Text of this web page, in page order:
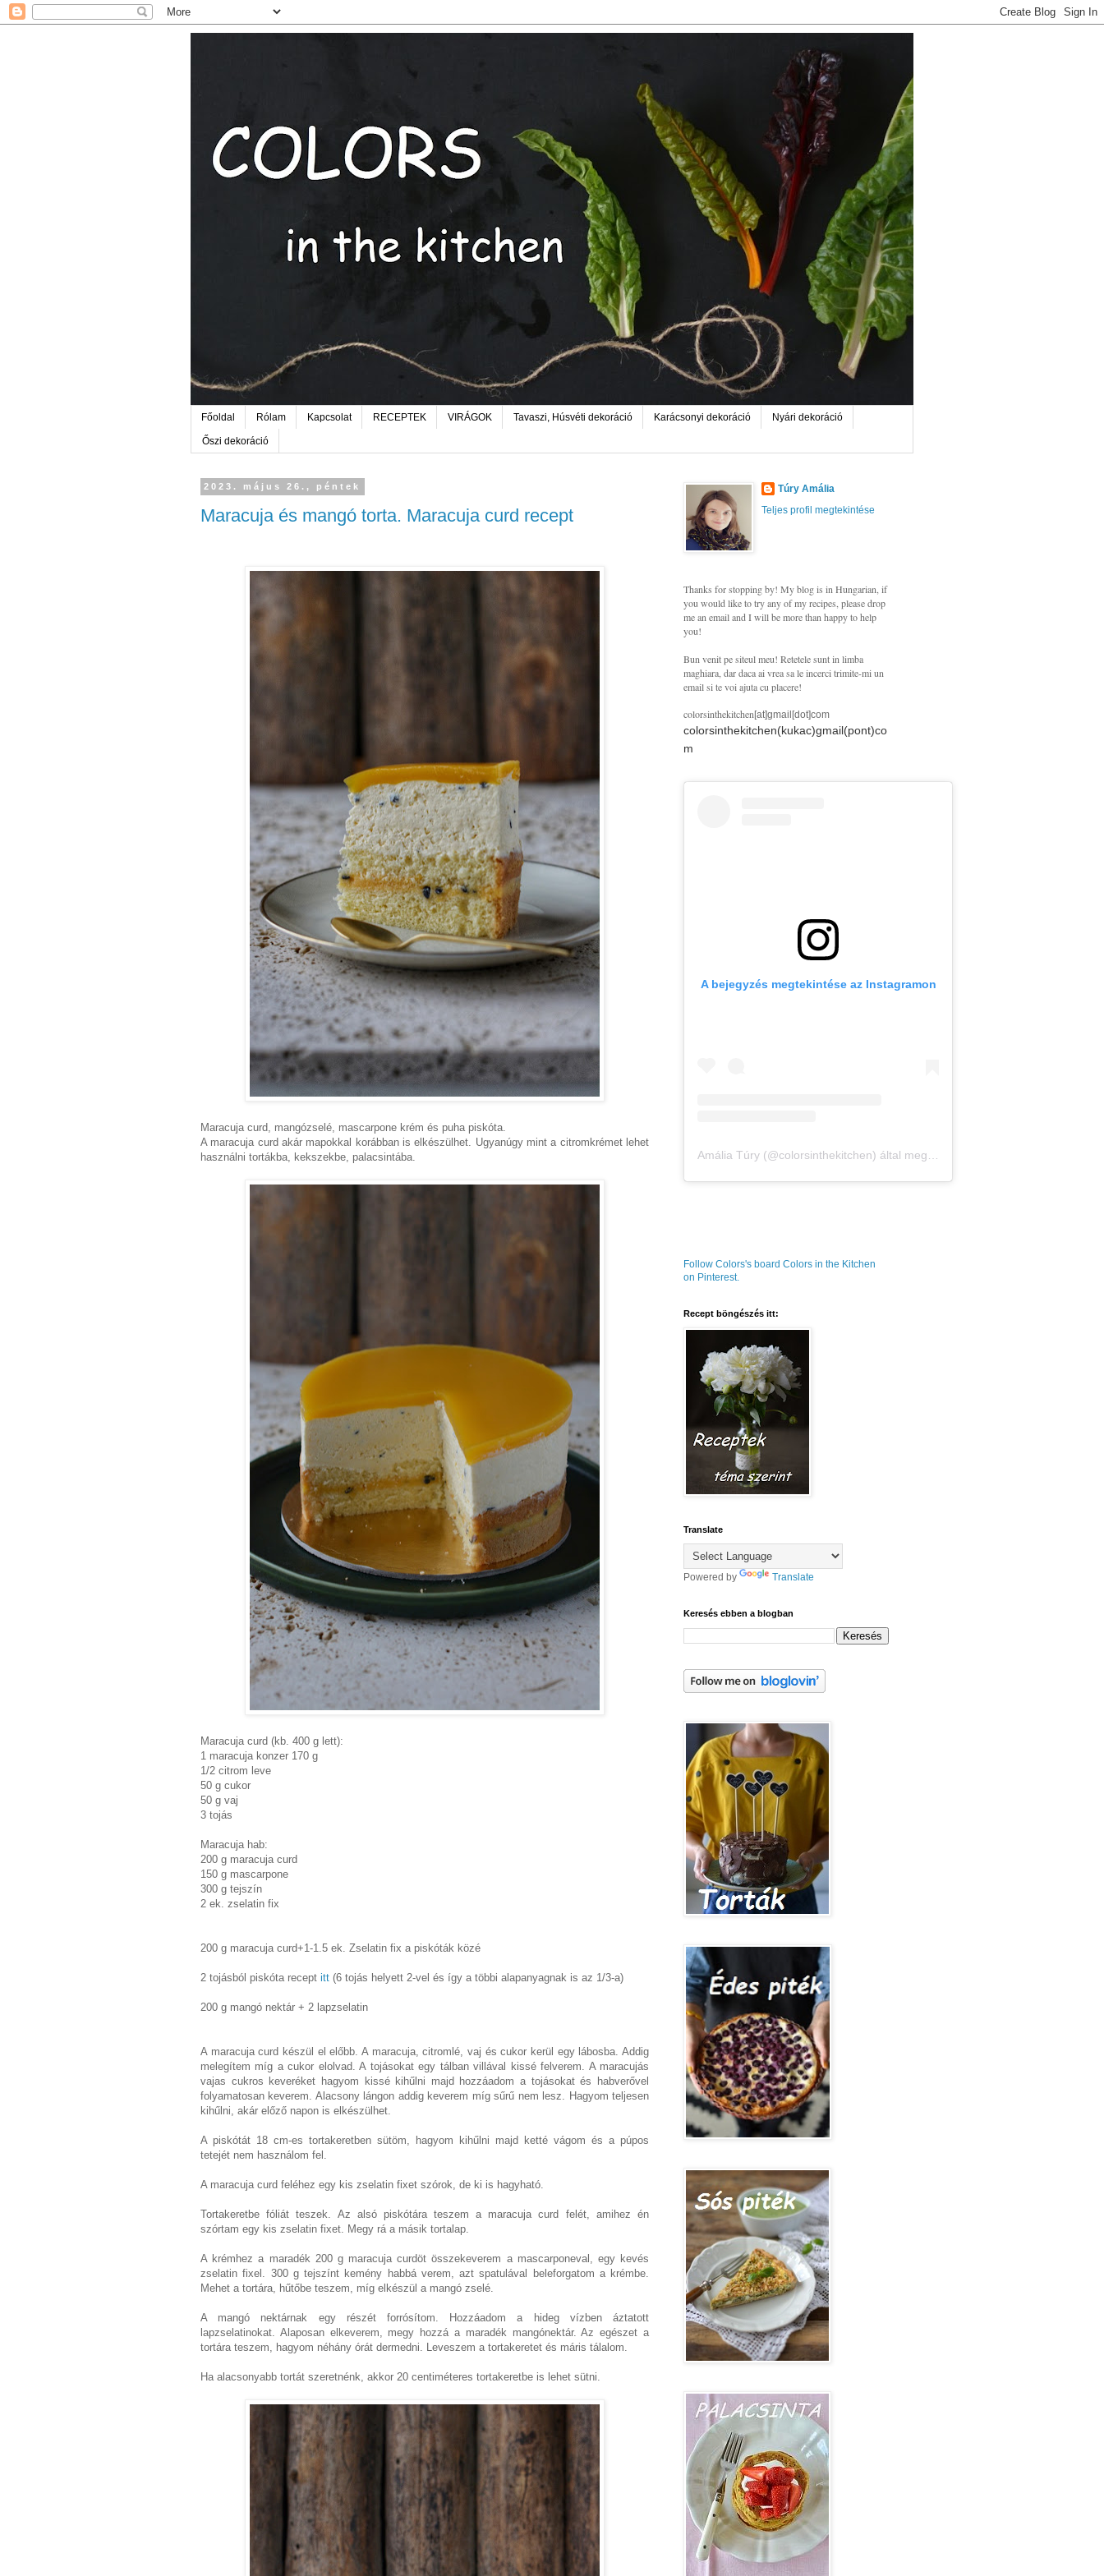
Főoldal Rólam Kapcsolat RECEPTEK VIRÁGOK Tavaszi, Húsvéti dekoráció Karácsonyi dekoráció Nyári dekoráció
Őszi dekoráció
2023. május 26., péntek
Maracuja és mangó torta. Maracuja curd recept
Maracuja curd, mangózselé, mascarpone krém és puha piskóta.
A maracuja curd akár mapokkal korábban is elkészülhet. Ugyanúgy mint a citromkrémet lehet
használni tortákba, kekszekbe, palacsintába.
Maracuja curd (kb. 400 g lett):
1 maracuja konzer 170 g
1/2 citrom leve
50 g cukor
50 g vaj
3 tojás
Maracuja hab:
200 g maracuja curd
150 g mascarpone
300 g tejszín
2 ek. zselatin fix
200 g maracuja curd+1-1.5 ek. Zselatin fix a piskóták közé
2 tojásból piskóta recept itt (6 tojás helyett 2-vel és így a többi alapanyagnak is az 1/3-a)
200 g mangó nektár + 2 lapzselatin
A maracuja curd készül el előbb. A maracuja, citromlé, vaj és cukor kerül egy lábosba. Addig
melegítem míg a cukor elolvad. A tojásokat egy tálban villával kissé felverem. A maracujás
vajas cukros keveréket hagyom kissé kihűlni majd hozzáadom a tojásokat és habverővel
folyamatosan keverem. Alacsony lángon addig keverem míg sűrű nem lesz. Hagyom teljesen
kihűlni, akár előző napon is elkészülhet.
A piskótát 18 cm-es tortakeretben sütöm, hagyom kihűlni majd ketté vágom és a púpos
tetejét nem használom fel.
A maracuja curd feléhez egy kis zselatin fixet szórok, de ki is hagyható.
Tortakeretbe fóliát teszek. Az alsó piskótára teszem a maracuja curd felét, amihez én
szórtam egy kis zselatin fixet. Megy rá a másik tortalap.
A krémhez a maradék 200 g maracuja curdöt összekeverem a mascarponeval, egy kevés
zselatin fixel. 300 g tejszínt kemény habbá verem, azt spatulával beleforgatom a krémbe.
Mehet a tortára, hűtőbe teszem, míg elkészül a mangó zselé.
A mangó nektárnak egy részét forrósítom. Hozzáadom a hideg vízben áztatott
lapzselatinokat. Alaposan elkeverem, megy hozzá a maradék mangónektár. Az egészet a
tortára teszem, hagyom néhány órát dermedni. Leveszem a tortakeretet és máris tálalom.
Ha alacsonyabb tortát szeretnénk, akkor 20 centiméteres tortakeretbe is lehet sütni.
Túry Amália
Teljes profil megtekintése
Thanks for stopping by! My blog is in Hungarian, if
you would like to try any of my recipes, please drop
me an email and I will be more than happy to help
you!
Bun venit pe siteul meu! Retetele sunt in limba
maghiara, dar daca ai vrea sa le incerci trimite-mi un
email si te voi ajuta cu placere!
colorsinthekitchen[at]gmail[dot]com
colorsinthekitchen(kukac)gmail(pont)co
m
A bejegyzés megtekintése az Instagramon
Amália Túry (@colorsinthekitchen) által megosztott bejegyzés
Follow Colors's board Colors in the Kitchen
on Pinterest.
Recept böngészés itt:
Translate
Powered by Translate
Keresés ebben a blogban